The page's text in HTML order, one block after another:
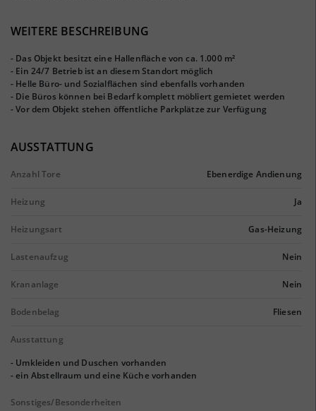
WEITERE BESCHREIBUNG
- Das Objekt besitzt eine Hallenfläche von ca. 1.000 m²
- Ein 24/7 Betrieb ist an diesem Standort möglich
- Helle Büro- und Sozialflächen sind ebenfalls vorhanden
- Die Büros können bei Bedarf komplett möbliert gemietet werden
- Vor dem Objekt stehen öffentliche Parkplätze zur Verfügung
AUSSTATTUNG
Anzahl Tore Ebenerdige Andienung
Heizung Ja
Heizungsart Gas-Heizung
Lastenaufzug Nein
Krananlage Nein
Bodenbelag Fliesen
Ausstattung
- Umkleiden und Duschen vorhanden
- ein Abstellraum und eine Küche vorhanden
Sonstiges/Besonderheiten